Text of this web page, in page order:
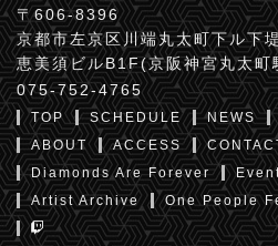
〒606-8396
京都市左京区川端丸太町下ル下
恵美須ビルB1F(京阪神宮丸太
075-752-4765
TOP SCHEDULE NEWS
ABOUT
ACCESS
Diamonds Are Forever
Artist Archive
One People